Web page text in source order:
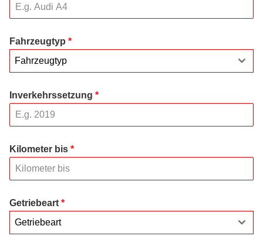
Fahrzeugtyp *
Fahrzeugtyp
Inverkehrssetzung *
Kilometer bis *
Getriebeart *
Getriebeart